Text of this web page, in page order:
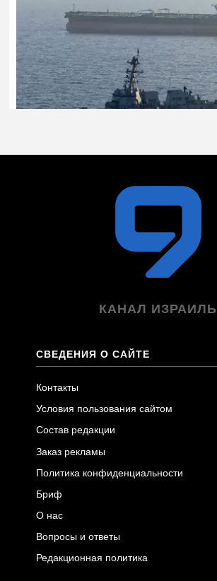
КАНАЛ ИЗРАИЛЬ
СВЕДЕНИЯ О САЙТЕ
Контакты
Условия пользования сайтом
Состав редакции
Заказ рекламы
Политика конфиденциальности
Бриф
О нас
Вопросы и ответы
Редакционная политика